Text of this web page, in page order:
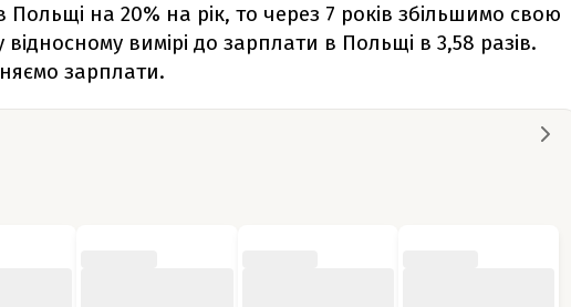
Польщі на 20% на рік, то через 7 років збільшимо свою
відносному вимірі до зарплати в Польщі в 3,58 разів.
зарплати.